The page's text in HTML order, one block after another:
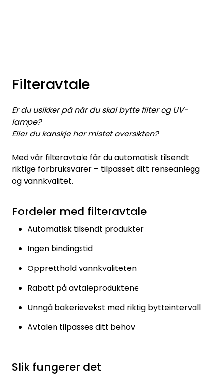
Filteravtale
Er du usikker på når du skal bytte filter og UV-
lampe?
Eller du kanskje har mistet oversikten?
Med vår filteravtale får du automatisk tilsendt
riktige forbruksvarer – tilpasset ditt renseanlegg
og vannkvalitet.
Fordeler med filteravtale
Automatisk tilsendt produkter
Ingen bindingstid
Oppretthold vannkvaliteten
Rabatt på avtaleproduktene
Unngå bakerievekst med riktig bytteintervall
Avtalen tilpasses ditt behov
Slik fungerer det
PARTIKKELFILTER
VANNRENSESYSTEM
RO EDI
VANNKJØLERE
CLAGE VANNVARMERE
HUS OG HYTTE
KJEMIKALIER